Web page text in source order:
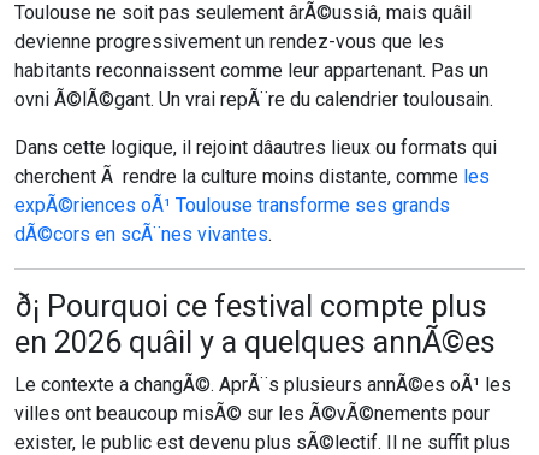
Toulouse ne soit pas seulement ârÃ©ussiâ, mais quâil
devienne progressivement un rendez-vous que les
habitants reconnaissent comme leur appartenant. Pas un
ovni Ã©lÃ©gant. Un vrai repÃ¨re du calendrier toulousain.
Dans cette logique, il rejoint dâautres lieux ou formats qui
cherchent Ã rendre la culture moins distante, comme les
expÃ©riences oÃ¹ Toulouse transforme ses grands
dÃ©cors en scÃ¨nes vivantes.
ð¡ Pourquoi ce festival compte plus
en 2026 quâil y a quelques annÃ©es
Le contexte a changÃ©. AprÃ¨s plusieurs annÃ©es oÃ¹ les
villes ont beaucoup misÃ© sur les Ã©vÃ©nements pour
exister, le public est devenu plus sÃ©lectif. Il ne suffit plus